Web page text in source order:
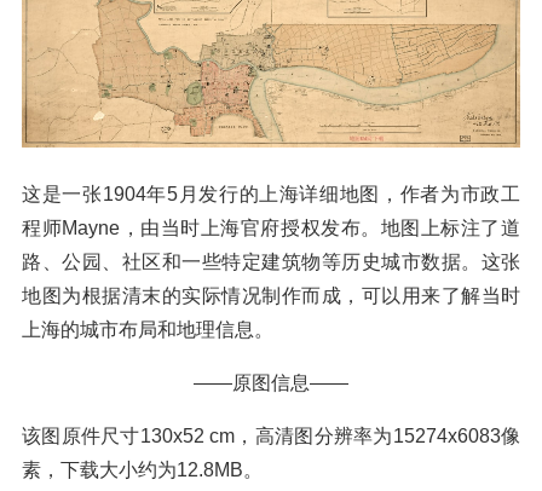
这是一张1904年5月发行的上海详细地图，作者为市政工
程师Mayne，由当时上海官府授权发布。地图上标注了道
路、公园、社区和一些特定建筑物等历史城市数据。这张
地图为根据清末的实际情况制作而成，可以用来了解当时
上海的城市布局和地理信息。
——原图信息——
该图原件尺寸130x52 cm，高清图分辨率为15274x6083像
素，下载大小约为12.8MB。